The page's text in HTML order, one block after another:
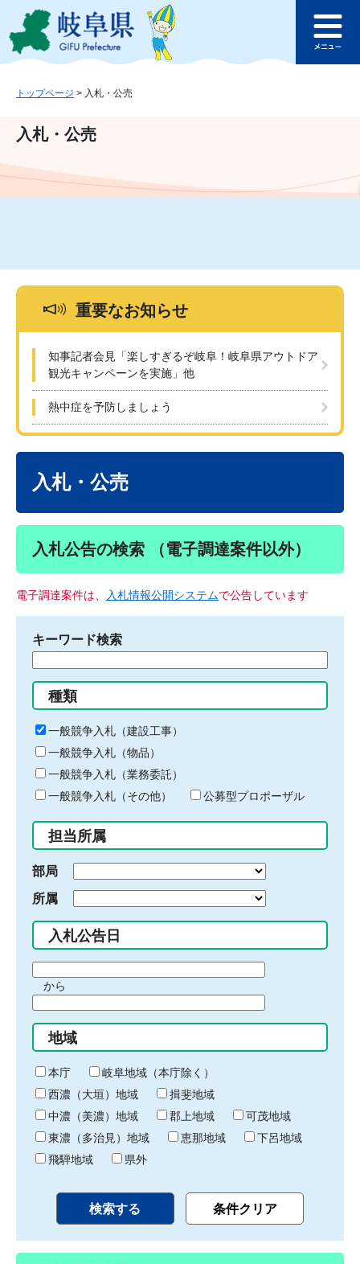
ジ
ュ
文
このページの本文へ
ュ
トップページ > 入札・公売
入札・公売
重要なお知らせ
知事記者会見「楽しすぎるぞ岐阜！岐阜県アウトドア
観光キャンペーンを実施」他
熱中症を予防しましょう
入札・公売
入札公告の検索 （電子調達案件以外）
電子調達案件は、 入札情報公開システムで公告しています
キーワード検索
る
キ
ー
ワ
ー
ド
入
力
種類
一般競争入札（建設工事）
一般競争入札（物品）
一般競争入札（業務委託）
一般競争入札（その他）
公募型プロポーザル
担当所属
部局
所属
入札公告日
間
始
り
から
間
終
わ
り
地域
本庁
岐阜地域（本庁除く）
西濃（大垣）地域
揖斐地域
中濃（美濃）地域
郡上地域
可茂地域
東濃（多治見）地域
恵那地域
下呂地域
飛騨地域
県外